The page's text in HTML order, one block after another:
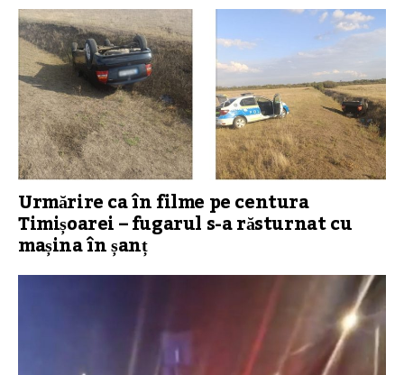
Urmărire ca în filme pe centura
Timișoarei – fugarul s-a răsturnat cu
mașina în șanț